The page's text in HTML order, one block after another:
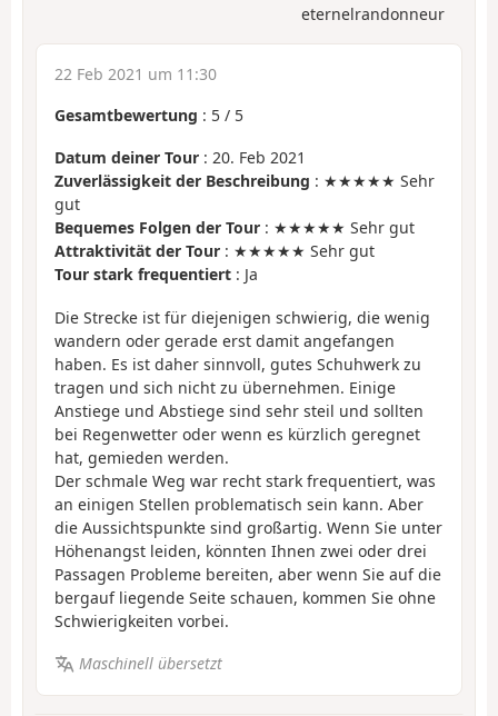
eternelrandonneur
22 Feb 2021 um 11:30
Gesamtbewertung : 5 / 5
Datum deiner Tour : 20. Feb 2021
Zuverlässigkeit der Beschreibung : ★★★★★ Sehr
gut
Bequemes Folgen der Tour : ★★★★★ Sehr gut
Attraktivität der Tour : ★★★★★ Sehr gut
Tour stark frequentiert : Ja
Die Strecke ist für diejenigen schwierig, die wenig
wandern oder gerade erst damit angefangen
haben. Es ist daher sinnvoll, gutes Schuhwerk zu
tragen und sich nicht zu übernehmen. Einige
Anstiege und Abstiege sind sehr steil und sollten
bei Regenwetter oder wenn es kürzlich geregnet
hat, gemieden werden.
Der schmale Weg war recht stark frequentiert, was
an einigen Stellen problematisch sein kann. Aber
die Aussichtspunkte sind großartig. Wenn Sie unter
Höhenangst leiden, könnten Ihnen zwei oder drei
Passagen Probleme bereiten, aber wenn Sie auf die
bergauf liegende Seite schauen, kommen Sie ohne
Schwierigkeiten vorbei.
Maschinell übersetzt